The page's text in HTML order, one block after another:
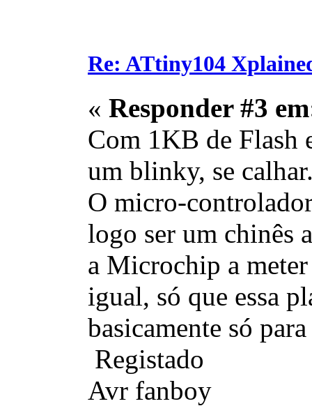
Re: ATtiny104
« Responder #3
Com 1KB de Flash
um blinky, se
O micro-
logo ser um chinês
a Microchip a
igual, só que essa
basicamente só
Registado
Avr fanboy